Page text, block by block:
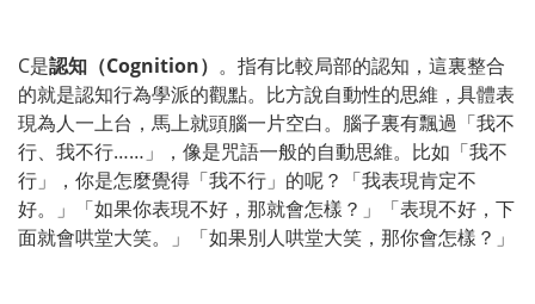
C是認知（Cognition） 。指有比較局部的認知，這裏整合
的就是認知行為學派的觀點。比方說自動性的思維，具體表
現為人一上台，馬上就頭腦一片空白。腦子裏有飄過「我不
行、我不行……」，像是咒語一般的自動思維。比如「我不
行」，你是怎麼覺得「我不行」的呢？「我表現肯定不
好。」「如果你表現不好，那就會怎樣？」「表現不好，下
面就會哄堂大笑。」「如果別人哄堂大笑，那你會怎樣？」